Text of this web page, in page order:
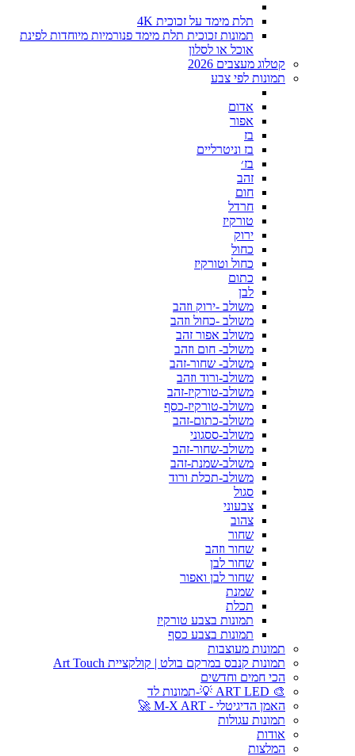
תלת מימד על זכוכית 4K
תמונות זכוכית תלת מימד פנורמיות מיוחדות לפינת
אוכל או לסלון
קטלוג מעצבים 2026
תמונות לפי צבע
אדום
אפור
בז
בז וניטרליים
בז׳
זהב
חום
חרדל
טורקיז
ירוק
כחול
כחול וטורקיז
כתום
לבן
משולב -ירוק וזהב
משולב -כחול וזהב
משולב אפור זהב
משולב- חום וזהב
משולב- שחור-זהב
משולב-ורוד וזהב
משולב-טורקיז-זהב
משולב-טורקיז-כסף
משולב-כתום-זהב
משולב-ססגוני
משולב-שחור-זהב
משולב-שמנת-זהב
משולב-תכלת ורוד
סגול
צבעוני
צהוב
שחור
שחור וזהב
שחור לבן
שחור לבן ואפור
שמנת
תכלת
תמונות בצבע טורקיז
תמונות בצבע כסף
תמונות מעוצבות
תמונות קנבס במרקם בולט | קולקציית Art Touch
הכי חמים וחדשים
🎨 ART LED 💡-תמונות לד
האמן הדיגיטלי - M-X ART 🚀
תמונות עגולות
אודות
המלצות